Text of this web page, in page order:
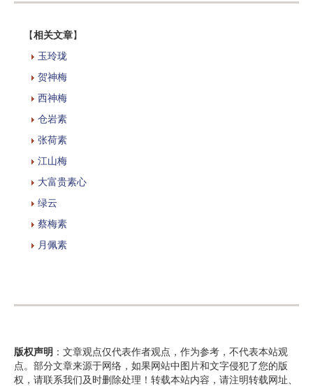
【相关文章】
玉玲珑
贺神梅
西神梅
仓岩素
张荷素
江山梅
大富贵素心
绿云
蔡梅素
月佩素
版权声明 ：文章观点仅代表作者观点，作为参考，不代表本站观
点。部分文章来源于网络，如果网站中图片和文字侵犯了您的版
权，请联系我们及时删除处理！转载本站内容，请注明转载网址、